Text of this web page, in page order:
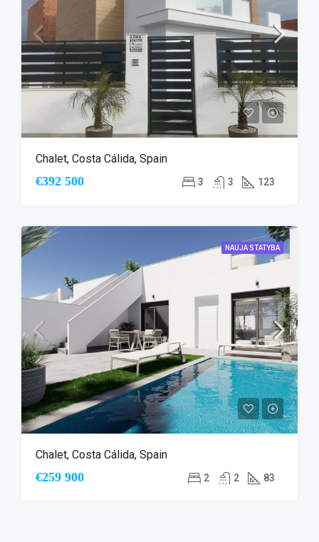
Chalet, Costa Cálida, Spain
€392 500 3 3 123
NAUJA STATYBA
Chalet, Costa Cálida, Spain
€259 900 2 2 83